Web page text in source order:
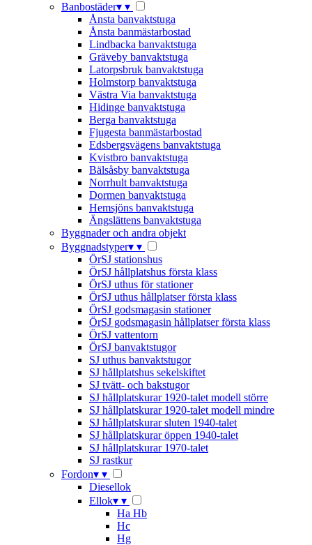
Banbostäder▾ ▾
Ånsta banvaktstuga
Ånsta banmästarbostad
Lindbacka banvaktstuga
Gräveby banvaktstuga
Latorpsbruk banvaktstuga
Holmstorp banvaktstuga
Västra Via banvaktstuga
Hidinge banvaktstuga
Berga banvaktstuga
Fjugesta banmästarbostad
Edsbergsvägens banvaktstuga
Kvistbro banvaktstuga
Bälsåsby banvaktstuga
Norrhult banvaktstuga
Dormen banvaktstuga
Hemsjöns banvaktstuga
Ängslättens banvaktstuga
Byggnader och andra objekt
Byggnadstyper▾ ▾
ÖrSJ stationshus
ÖrSJ hållplatshus första klass
ÖrSJ uthus för stationer
ÖrSJ uthus hållplatser första klass
ÖrSJ godsmagasin stationer
ÖrSJ godsmagasin hållplatser första klass
ÖrSJ vattentorn
ÖrSJ banvaktstugor
SJ uthus banvaktstugor
SJ hållplatshus sekelskiftet
SJ tvätt- och bakstugor
SJ hållplatskurar 1920-talet modell större
SJ hållplatskurar 1920-talet modell mindre
SJ hållplatskurar sluten 1940-talet
SJ hållplatskurar öppen 1940-talet
SJ hållplatskurar 1970-talet
SJ rastkur
Fordon▾ ▾
Diesellok
Ellok▾ ▾
Ha Hb
Hc
Hg